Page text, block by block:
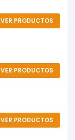
VER PRODUCTOS
VER PRODUCTOS
VER PRODUCTOS